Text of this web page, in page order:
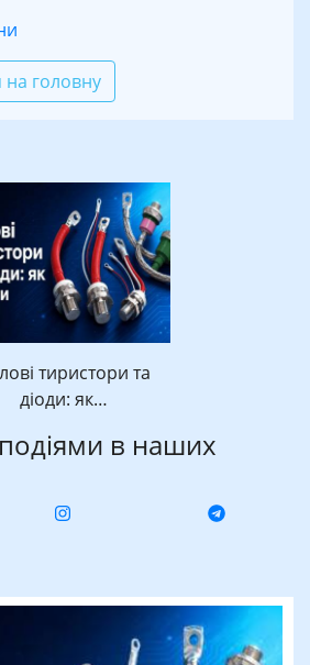
на головну
тиристори та
діоди: як…
подіями в наших